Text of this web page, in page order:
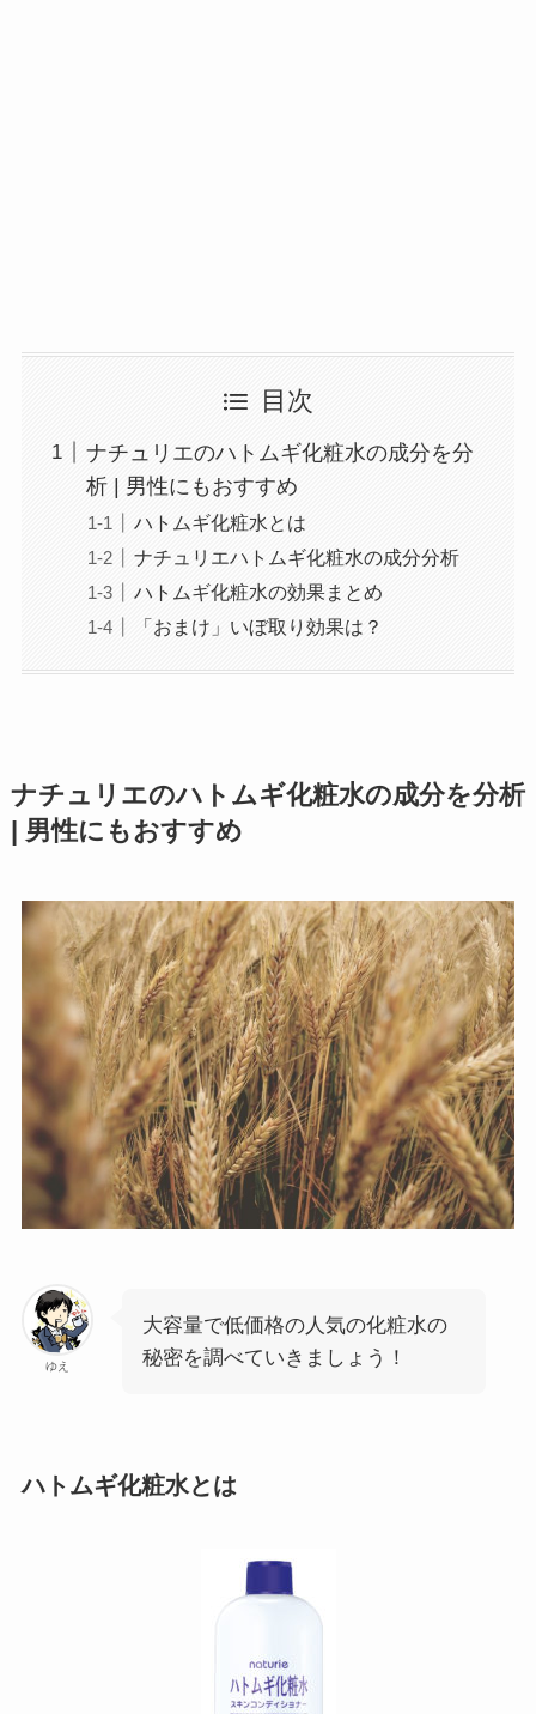
目次
ナチュリエのハトムギ化粧水の成分を分
析 | 男性にもおすすめ
ハトムギ化粧水とは
ナチュリエハトムギ化粧水の成分分析
ハトムギ化粧水の効果まとめ
「おまけ」いぼ取り効果は？
ナチュリエのハトムギ化粧水の成分を分析
| 男性にもおすすめ
ゆえ
大容量で低価格の人気の化粧水の
秘密を調べていきましょう！
ハトムギ化粧水とは